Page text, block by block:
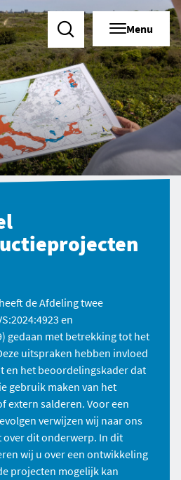
Zoeken Menu
de Afdeling twee
en
gedaan met betrekking tot het
uitspraken hebben invloed
en het beoordelingskader dat
gebruik maken van het
extern salderen. Voor een
verwijzen wij naar ons
dit onderwerp. In dit
wij u over een ontwikkeling
projecten mogelijk kan